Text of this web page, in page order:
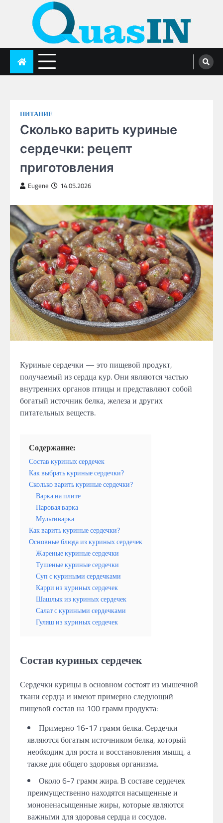
quasin.com
ПИТАНИЕ
Сколько варить куриные
сердечки: рецепт
приготовления
Eugene 14.05.2026
Куриные сердечки — это пищевой продукт,
получаемый из сердца кур. Они являются частью
внутренних органов птицы и представляют собой
богатый источник белка, железа и других
питательных веществ.
Содержание:
Состав куриных сердечек
Как выбрать куриные сердечки?
Сколько варить куриные сердечки?
Варка на плите
Паровая варка
Мультиварка
Как варить куриные сердечки?
Основные блюда из куриных сердечек
Жареные куриные сердечки
Тушеные куриные сердечки
Суп с куриными сердечками
Карри из куриных сердечек
Шашлык из куриных сердечек
Салат с куриными сердечками
Гуляш из куриных сердечек
Состав куриных сердечек
Сердечки курицы в основном состоят из мышечной
ткани сердца и имеют примерно следующий
пищевой состав на 100 грамм продукта:
Примерно 16-17 грамм белка. Сердечки
являются богатым источником белка, который
необходим для роста и восстановления мышц, а
также для общего здоровья организма.
Около 6-7 грамм жира. В составе сердечек
преимущественно находятся насыщенные и
мононенасыщенные жиры, которые являются
важными для здоровья сердца и сосудов.